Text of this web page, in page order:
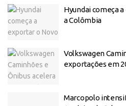
Hyundai começa
a Colômbia
Volkswagen
exportações em
Marcopolo